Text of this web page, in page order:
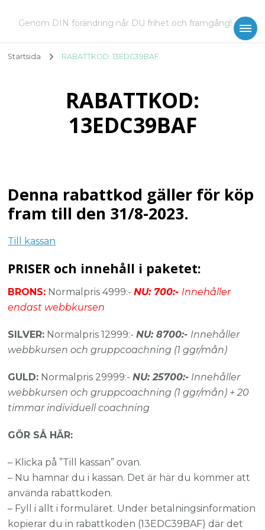
Genom DIN förändring når DU frihet och framgång!
Startsida RABATTKOD: 13EDC39BAF
RABATTKOD:
13EDC39BAF
Denna rabattkod gäller för köp
fram till den 31/8-2023.
Till kassan
PRISER och innehåll i paketet:
BRONS: Normalpris 4999:-NU: 700:- Innehåller
endast webbkursen
SILVER: Normalpris 12999:-NU: 8700:- Innehåller
webbkursen och gruppcoachning (1 ggr/mån)
GULD: Normalpris 29999:-NU: 25700:- Innehåller
webbkursen och gruppcoachning (1 ggr/mån) + 20
timmar individuell coachning
GÖR SÅ HÄR:
– Klicka på ”Till kassan” ovan.
– Nu hamnar du i kassan. Det är här du kommer att
använda rabattkoden.
– Fyll i allt i formuläret. Under betalningsinformation
kopierar du in rabattkoden (13EDC39BAF) där det